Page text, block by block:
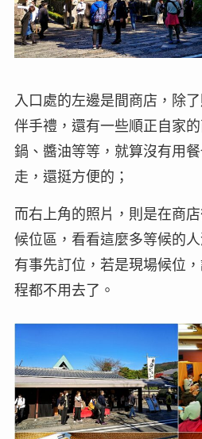
入口處的左邊是間商店，除
伴手禮，還有一些順正自家
鍋、醬油等等，就算沒有用
走，還挺方便的；
而右上角的照片，則是在商
候位區，看看這麼多等候的
有事先訂位，若是現場候位
程都不用去了。